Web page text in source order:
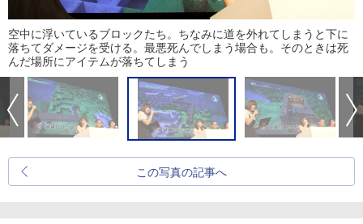
空中に浮いているブロックたち。ちなみに道を外れてしまうと下に
落ちてダメージを受ける。最悪死んでしまう場合も。そのときは死
んだ場所にアイテムが落ちてしまう
この写真の記事へ